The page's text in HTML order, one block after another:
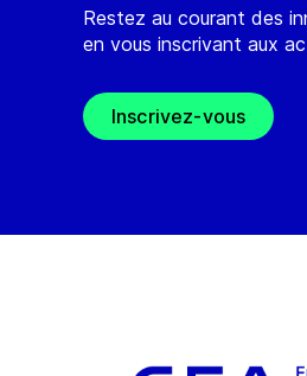
Restez au courant des
en vous inscrivant aux
Inscrivez-vous